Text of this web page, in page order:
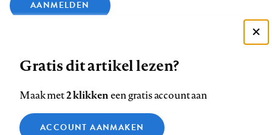
AANMELDEN
ons
op
ons
ons
ons
ons
ons
Contact Colofon Disclaimer Privacy
Zie onze cookie policy
Gratis dit artikel lezen?
Maak met2 klikkeneen gratis account aan
ACCOUNT AANMAKEN